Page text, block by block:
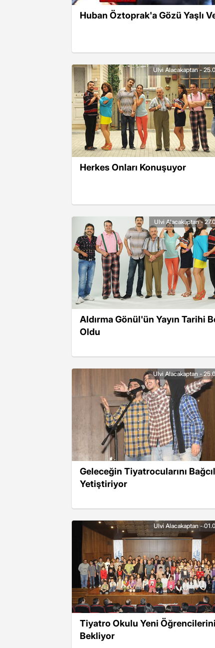
Huban Öztoprak'a Gözü Yaşlı
Herkes Onları Konuşuyor
Ulvi Alacakaptan -
Aldırma Gönül'ün Yayın Tarihi
Oldu
Ulvi Alacakaptan -
Geleceğin Tiyatrocularını
Yetiştiriyor
Ulvi Alacakaptan -
Tiyatro Okulu Yeni Öğrencilerini
Bekliyor
Ulvi Alacakaptan -